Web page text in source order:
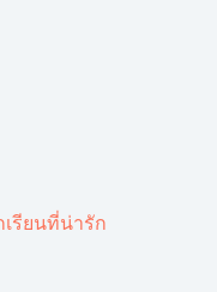
เรียนที่น่ารัก